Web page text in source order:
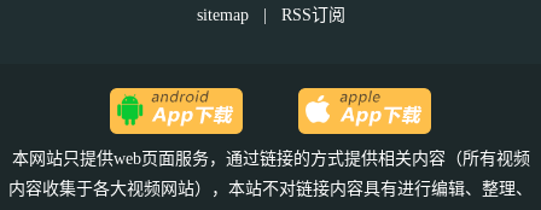
sitemap
| RSS订阅
本网站只提供web页面服务，通过链接的方式提供相关内容（所有视频
内容收集于各大视频网站），本站不对链接内容具有进行编辑、整理、